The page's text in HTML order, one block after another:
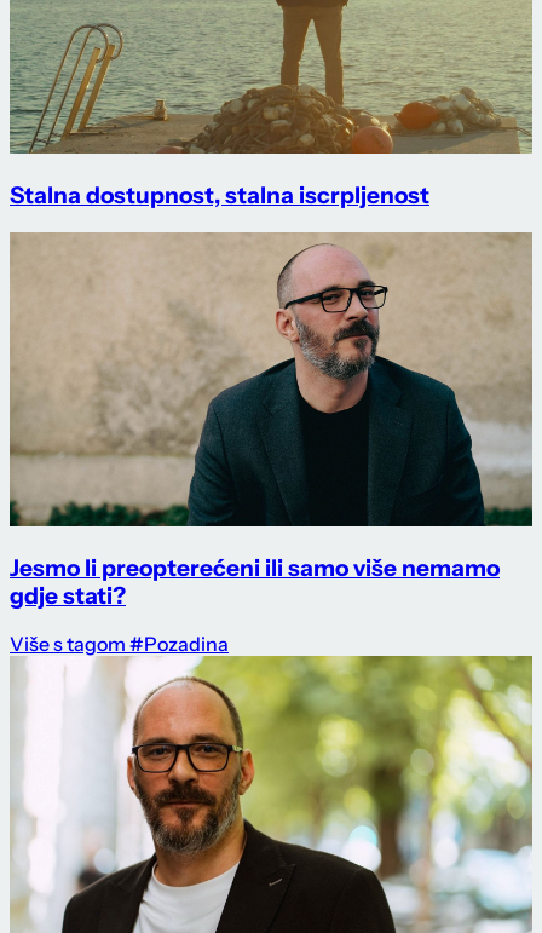
Stalna dostupnost, stalna iscrpljenost
Jesmo li preopterećeni ili samo više nemamo
gdje stati?
Više s tagom #Pozadina